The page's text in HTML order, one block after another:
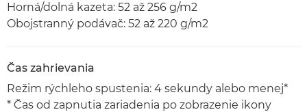
Horná/dolná kazeta: 52 až 256 g/m2
Obojstranný podávač: 52 až 220 g/m2
Čas zahrievania
Režim rýchleho spustenia: 4 sekundy alebo menej*
* Čas od zapnutia zariadenia po zobrazenie ikony